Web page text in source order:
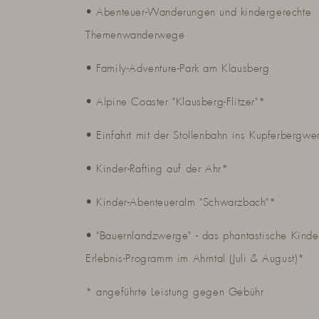
• Abenteuer-Wanderungen und kindergerechte
Themenwanderwege
• Family-Adventure-Park am Klausberg
• Alpine Coaster "Klausberg-Flitzer"*
• Einfahrt mit der Stollenbahn ins
• Kinder-Rafting auf der Ahr*
• Kinder-Abenteueralm "Schwarzbach"*
• "Bauernlandzwerge" - das phantastische
Erlebnis-Programm im Ahrntal (Juli & August)*
* angeführte Leistung gegen Gebühr